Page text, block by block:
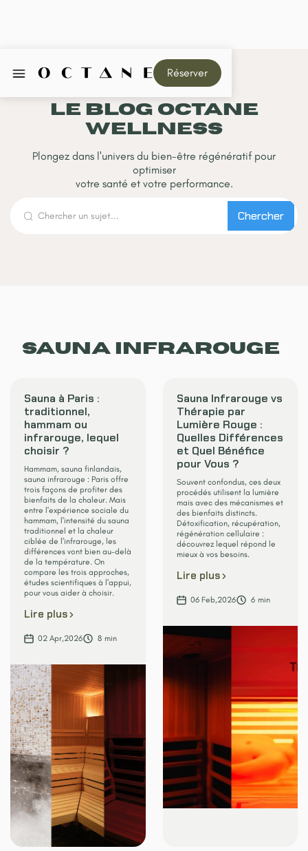
Réserver
Le Blog Octane
Wellness
Plongez dans l'univers du bien-être régénératif pour
optimiser
votre santé et votre performance.
Sauna Infrarouge
Sauna à Paris :
traditionnel,
hammam ou
infrarouge, lequel
choisir ?
Hammam, sauna finlandais,
sauna infrarouge : Paris offre
trois façons de profiter des
bienfaits de la chaleur. Mais
entre l'expérience sociale du
hammam, l'intensité du sauna
traditionnel et la chaleur
ciblée de l'infrarouge, les
différences vont bien au-delà
de la température. On
compare les trois approches,
études scientifiques à l'appui,
pour vous aider à choisir.
Lire plus
02 Apr,2026 8 min
Sauna Infrarouge vs
Thérapie par
Lumière Rouge :
Quelles Différences
et Quel Bénéfice
pour Vous ?
Souvent confondus, ces deux
procédés utilisent la lumière
mais avec des mécanismes et
des bienfaits distincts.
Détoxification, récupération,
régénération cellulaire :
découvrez lequel répond le
mieux à vos besoins.
Lire plus
06 Feb,2026 6 min